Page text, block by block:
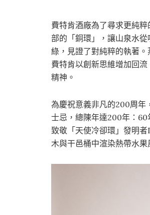
費特肯酒廠為了尋求更純
部的「銅環」，讓山泉水
綠，見證了對純粹的執著
費特肯以創新思維增加回
精神。
為慶祝意義非凡的200周年
士忌，總陳年達200年：
致敬「天使冷卻環」發明
木與干邑桶中渲染熱帶水